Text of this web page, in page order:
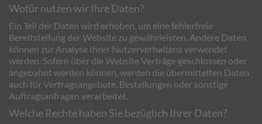
Wofür nutzen wir Ihre Daten?
Ein Teil der Daten wird erhoben, um eine fehlerfreie
Bereitstellung der Website zu gewährleisten. Andere Daten
können zur Analyse Ihres Nutzerverhaltens verwendet
werden. Sofern über die Website Verträge geschlossen oder
angebahnt werden können, werden die übermittelten Daten
auch für Vertragsangebote, Bestellungen oder sonstige
Auftragsanfragen verarbeitet.
Welche Rechte haben Sie bezüglich Ihrer Daten?